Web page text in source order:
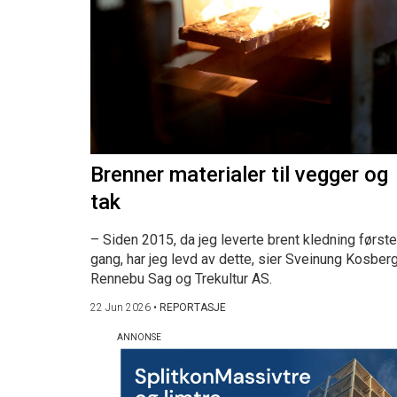
Brenner materialer til vegger og
tak
– Siden 2015, da jeg leverte brent kledning første
gang, har jeg levd av dette, sier Sveinung
Rennebu Sag og Trekultur AS.
22 Jun 2026 • REPORTASJE